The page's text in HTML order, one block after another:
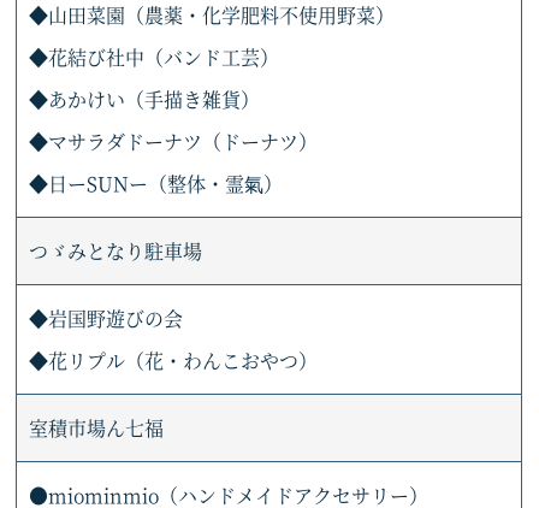
◆山田菜園（農薬・化学肥料不使用野菜）
◆花結び社中（バンド工芸）
◆あかけい（手描き雑貨）
◆マサラダドーナツ（ドーナツ）
◆日ーSUNー（整体・霊氣）
つゞみとなり駐車場
◆岩国野遊びの会
◆花リプル（花・わんこおやつ）
室積市場ん七福
●miominmio（ハンドメイドアクセサリー）